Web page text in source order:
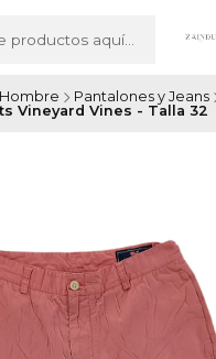
Hombre
Pantalones y Jeans
Vineyard Vines - Talla 32